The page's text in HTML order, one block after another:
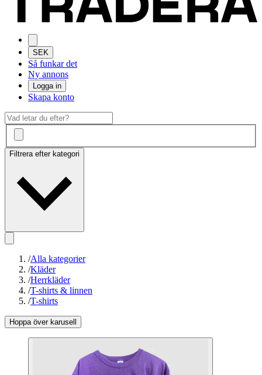
SEK
Så funkar det
Ny annons
Logga in
Skapa konto
Filtrera efter kategori
/Alla kategorier
/Kläder
/Herrkläder
/T-shirts & linnen
/T-shirts
Hoppa över karusell